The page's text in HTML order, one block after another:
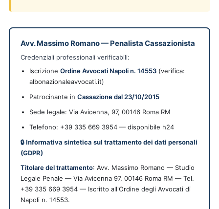
Avv. Massimo Romano— Penalista Cassazionista
Credenziali professionali verificabili:
Iscrizione Ordine Avvocati Napoli n. 14553 (verifica:
albonazionaleavvocati.it)
Patrocinante in Cassazione dal 23/10/2015
Sede legale: Via Avicenna, 97, 00146 Roma RM
Telefono: +39 335 669 3954 — disponibile h24
🔒 Informativa sintetica sul trattamento dei dati personali
(GDPR)
Titolare del trattamento: Avv. Massimo Romano — Studio
Legale Penale — Via Avicenna 97, 00146 Roma RM — Tel.
+39 335 669 3954 — Iscritto all'Ordine degli Avvocati di
Napoli n. 14553.